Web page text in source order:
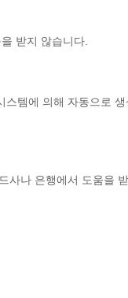
받지 않습니다.
템에 의해 자동으로 생
사나 은행에서 도움을